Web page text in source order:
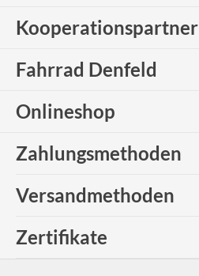
Kooperationspartner
Fahrrad Denfeld
Onlineshop
Zahlungsmethoden
Versandmethoden
Zertifikate